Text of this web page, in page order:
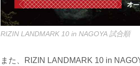
RIZIN LANDMARK 10 in NAGOYA 試合順
また、RIZIN LANDMARK 10 in